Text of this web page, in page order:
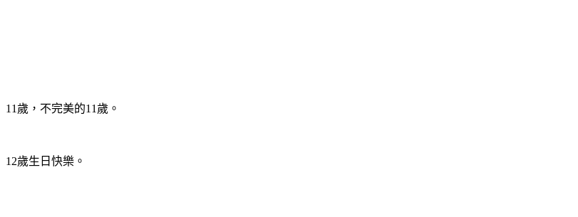
11歲，不完美的11歲。
12歲生日快樂。